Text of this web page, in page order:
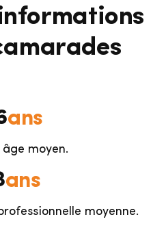
ans
moyen.
ans
moyenne.